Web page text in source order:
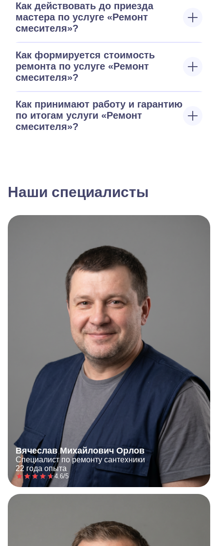
Как действовать до приезда
мастера по услуге «Ремонт
смесителя»?
Как формируется стоимость
ремонта по услуге «Ремонт
смесителя»?
Как принимают работу и гарантию
по итогам услуги «Ремонт
смесителя»?
Наши специалисты
Вячеслав Михайлович Орлов
Специалист по ремонту сантехники
22 года опыта
4.6/5